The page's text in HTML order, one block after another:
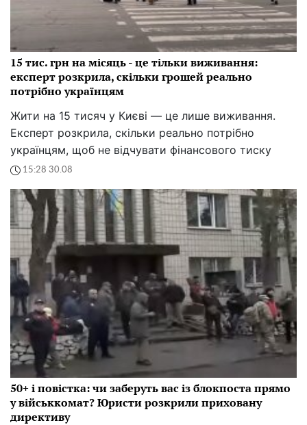
15 тис. грн на місяць - це тільки виживання:
експерт розкрила, скільки грошей реально
потрібно українцям
Жити на 15 тисяч у Києві — це лише виживання.
Експерт розкрила, скільки реально потрібно
українцям, щоб не відчувати фінансового тиску
15:28 30.08
50+ і повістка: чи заберуть вас із блокпоста прямо
у військкомат? Юристи розкрили приховану
директиву